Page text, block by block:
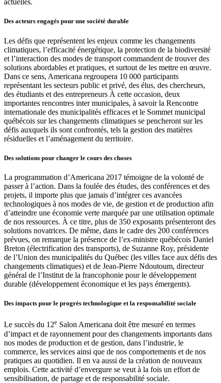
actuelles.
Des acteurs engagés pour une société durable
Les défis que représentent les enjeux comme les changements
climatiques, l’efficacité énergétique, la protection de la biodiversité
et l’interaction des modes de transport commandent de trouver des
solutions abordables et pratiques, et surtout de les mettre en œuvre.
Dans ce sens, Americana regroupera 10 000 participants
représentant les secteurs public et privé, des élus, des chercheurs,
des étudiants et des entrepreneurs À cette occasion, deux
importantes rencontres inter municipales, à savoir la Rencontre
internationale des municipalités efficaces et le Sommet municipal
québécois sur les changements climatiques se pencheront sur les
défis auxquels ils sont confrontés, tels la gestion des matières
résiduelles et l’aménagement du territoire.
Des solutions pour changer le cours des choses
La programmation d’Americana 2017 témoigne de la volonté de
passer à l’action. Dans la foulée des études, des conférences et des
projets, il importe plus que jamais d’intégrer ces avancées
technologiques à nos modes de vie, de gestion et de production afin
d’atteindre une économie verte marquée par une utilisation optimale
de nos ressources. À ce titre, plus de 350 exposants présenteront des
solutions novatrices. De même, dans le cadre des 200 conférences
prévues, on remarque la présence de l’ex-ministre québécois Daniel
Breton (électrification des transports), de Suzanne Roy, présidente
de l’Union des municipalités du Québec (les villes face aux défis des
changements climatiques) et de Jean-Pierre Ndoutoum, directeur
général de l’Institut de la francophonie pour le développement
durable (développement économique et les pays émergents).
Des impacts pour le progrès technologique et la responsabilité sociale
Le succès du 12e Salon Americana doit être mesuré en termes
d’impact et de rayonnement pour des changements importants dans
nos modes de production et de gestion, dans l’industrie, le
commerce, les services ainsi que de nos comportements et de nos
pratiques au quotidien. Il en va aussi de la création de nouveaux
emplois. Cette activité d’envergure se veut à la fois un effort de
sensibilisation, de partage et de responsabilité sociale.